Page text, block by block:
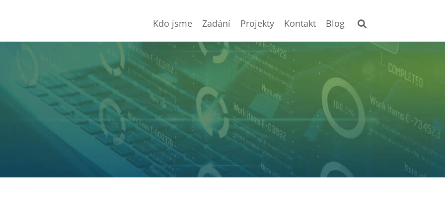
Kdo jsme Zadání Projekty Kontakt Blog